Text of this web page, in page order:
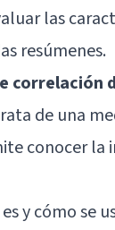
las
resúmenes.
correlación
de una
conocer la
y cómo se